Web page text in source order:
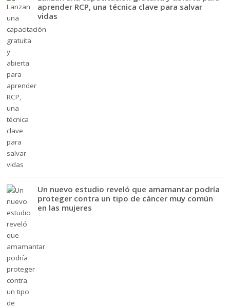
aprender RCP, una técnica clave para salvar
vidas
Un nuevo estudio reveló que amamantar podría
proteger contra un tipo de cáncer muy común
en las mujeres